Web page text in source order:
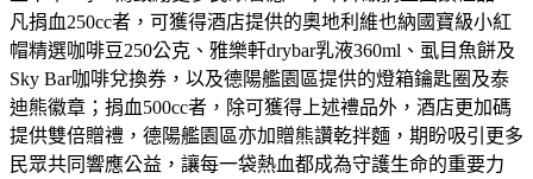
凡捐血250cc者，可獲得酒店提供的奧地利維也納國寶級小紅
帽精選咖啡豆250公克、雅樂軒drybar乳液360ml、虱目魚餅及
Sky Bar咖啡兌換券，以及德陽艦園區提供的燈箱鑰匙圈及泰
迪熊徽章；捐血500cc者，除可獲得上述禮品外，酒店更加碼
提供雙倍贈禮，德陽艦園區亦加贈熊讚乾拌麵，期盼吸引更多
民眾共同響應公益，讓每一袋熱血都成為守護生命的重要力